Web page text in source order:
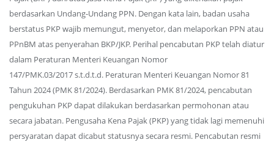
berdasarkan Undang-Undang PPN. Dengan kata lain, badan usaha
berstatus PKP wajib memungut, menyetor, dan melaporkan PPN atau
PPnBM atas penyerahan BKP/JKP. Perihal pencabutan PKP telah diatur
dalam Peraturan Menteri Keuangan Nomor
147/PMK.03/2017 s.t.d.t.d. Peraturan Menteri Keuangan Nomor 81
Tahun 2024 (PMK 81/2024). Berdasarkan PMK 81/2024, pencabutan
pengukuhan PKP dapat dilakukan berdasarkan permohonan atau
secara jabatan. Pengusaha Kena Pajak (PKP) yang tidak lagi memenuhi
persyaratan dapat dicabut statusnya secara resmi. Pencabutan resmi